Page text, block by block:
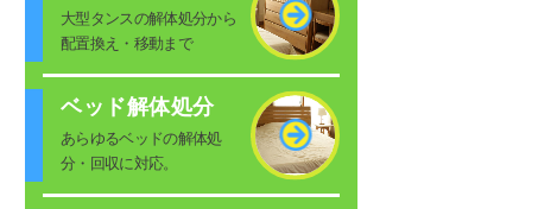
大型タンスの解体処分から
配置換え・移動まで
ベッド解体処分
あらゆるベッドの解体処
分・回収に対応。